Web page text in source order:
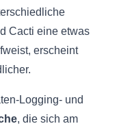
Cacti eine etwas
erscheint
Logging- und
, die sich am